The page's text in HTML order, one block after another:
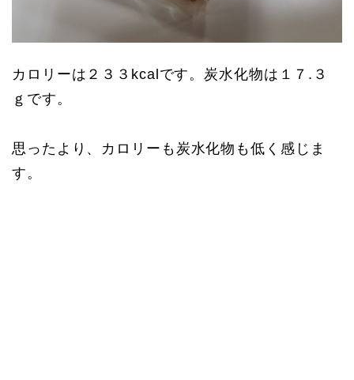
カロリーは２３３kcalです。炭水化物は１７.３
ｇです。
思ったより、カロリーも炭水化物も低く感じま
す。